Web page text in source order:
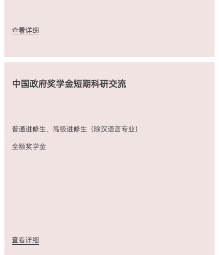
查看详细
中国政府奖学金短期科研交流
普通进修生、高级进修生（除汉语言专业）
全额奖学金
查看详细